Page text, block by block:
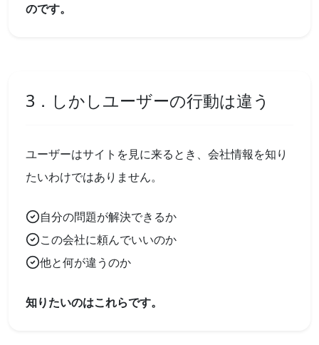
のです。
3．しかしユーザーの行動は違う
ユーザーはサイトを見に来るとき、会社情報を知り
たいわけではありません。
自分の問題が解決できるか
この会社に頼んでいいのか
他と何が違うのか
知りたいのはこれらです。